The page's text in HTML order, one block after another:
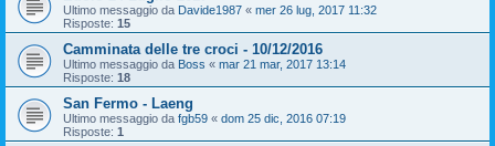
Ultimo messaggio da Davide1987 « mer 26 lug, 2017 11:32
Risposte: 15
Camminata delle tre croci - 10/12/2016
Ultimo messaggio da Boss « mar 21 mar, 2017 13:14
Risposte: 18
San Fermo - Laeng
Ultimo messaggio da fgb59 « dom 25 dic, 2016 07:19
Risposte: 1